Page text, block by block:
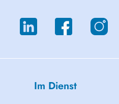
Im Dienst